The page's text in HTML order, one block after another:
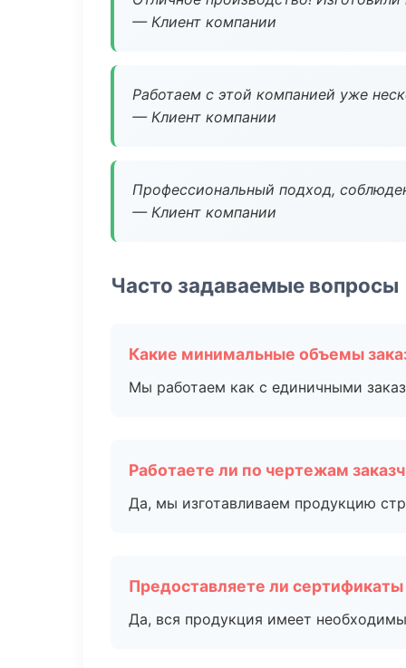
— Клиент компании
Работаем с этой компанией уже
— Клиент компании
Профессиональный подход,
— Клиент компании
Часто задаваемые вопросы
Какие минимальные объемы
Мы работаем как с единичными
Работаете ли по чертежам
Да, мы изготавливаем продукцию
Предоставляете ли
Да, вся продукция имеет